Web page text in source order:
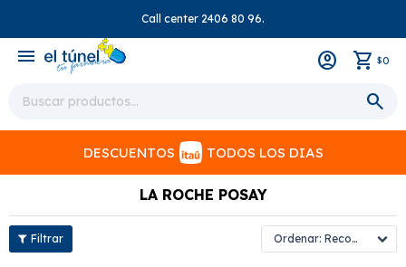
Call center 2406 80 96.
menu $0
DESCUENTOS TODOS LOS DIAS
LA ROCHE POSAY
Recomendados
close